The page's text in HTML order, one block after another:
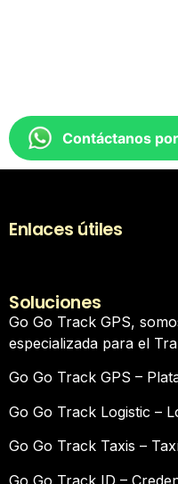
Contáctanos
Enlaces útiles
Soluciones
Go Go Track GPS,
especializada para el
Go Go Track GPS –
Go Go Track Logistic –
Go Go Track Taxis –
Go Go Track ID –